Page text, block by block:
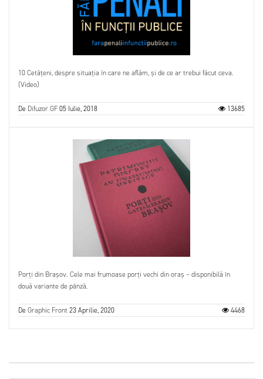
10 Cetățeni, despre situația în care ne aflăm, și de ce ar trebui făcut ceva.
(Video)
De Difuzor GF05 Iulie, 2018 13685
Porți din Brașov. Cele mai frumoase porți vechi din oraș – disponibilă în
două variante de pânză.
DeGraphic Front23 Aprilie, 2020 4468